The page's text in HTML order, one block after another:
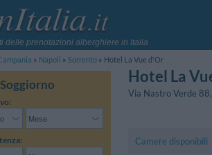
delle prenotazioni alberghiere in Italia
Napoli Sorrento Hotel La Vue d'Or
Hotel La
Via Nastro Verde 88,
Camere disponibili